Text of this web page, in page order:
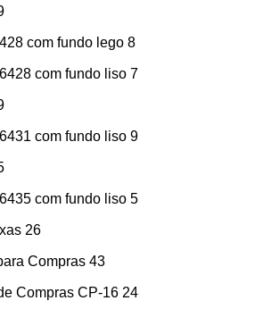
com fundo lego 8
com fundo liso 7
com fundo liso 9
com fundo liso 5
26
Compras 43
Compras CP-16 24